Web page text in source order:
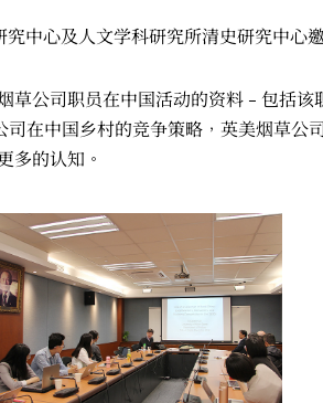
中心及人文学科研究所清史研究中心
公司职员在中国活动的资料 – 包括
在中国乡村的竞争策略，英美烟草
多的认知。